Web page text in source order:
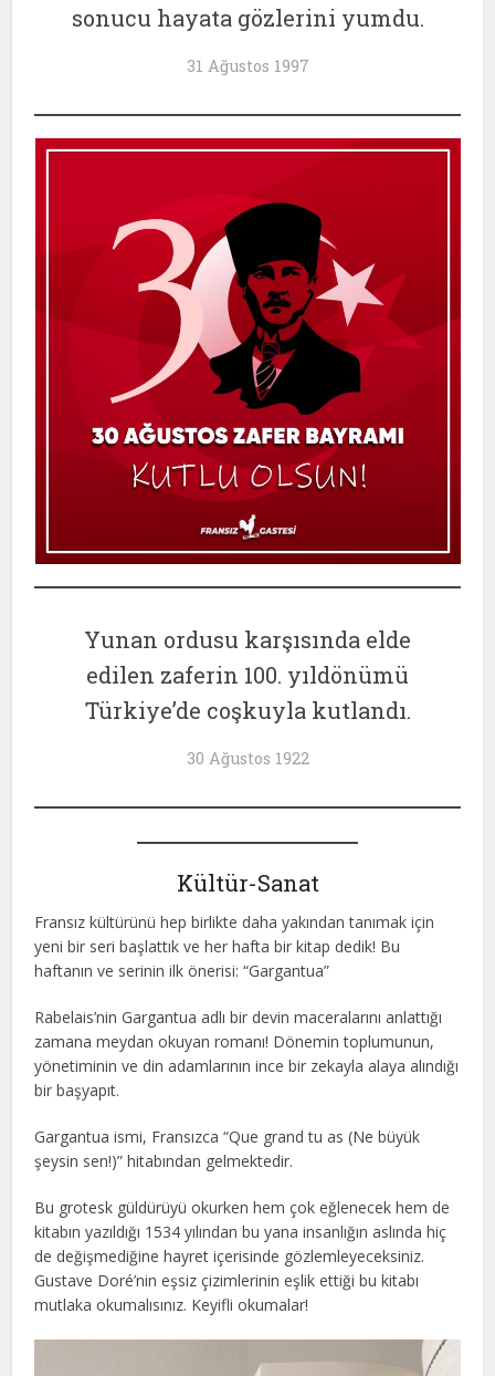
sonucu hayata gözlerini yumdu.
31 Ağustos 1997
Yunan ordusu karşısında elde
edilen zaferin 100. yıldönümü
Türkiye’de coşkuyla kutlandı.
30 Ağustos 1922
Kültür-Sanat
Fransız kültürünü hep birlikte daha yakından tanımak için
yeni bir seri başlattık ve her hafta bir kitap dedik! Bu
haftanın ve serinin ilk önerisi: “Gargantua”
Rabelais’nin Gargantua adlı bir devin maceralarını anlattığı
zamana meydan okuyan romanı! Dönemin toplumunun,
yönetiminin ve din adamlarının ince bir zekayla alaya alındığı
bir başyapıt.
Gargantua ismi, Fransızca “Que grand tu as (Ne büyük
şeysin sen!)” hitabından gelmektedir.
Bu grotesk güldürüyü okurken hem çok eğlenecek hem de
kitabın yazıldığı 1534 yılından bu yana insanlığın aslında hiç
de değişmediğine hayret içerisinde gözlemleyeceksiniz.
Gustave Doré’nin eşsiz çizimlerinin eşlik ettiği bu kitabı
mutlaka okumalısınız. Keyifli okumalar!